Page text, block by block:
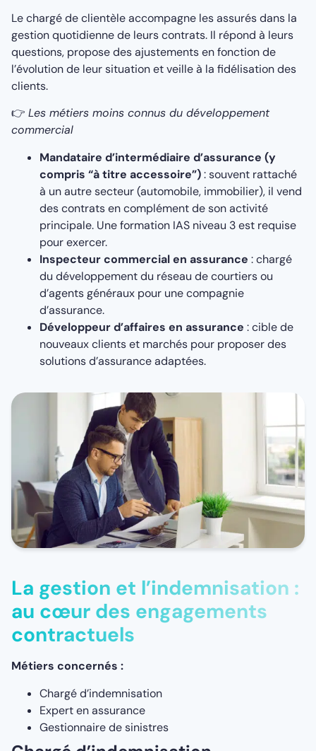
Le chargé de clientèle accompagne les assurés dans la
gestion quotidienne de leurs contrats. Il répond à leurs
questions, propose des ajustements en fonction de
l’évolution de leur situation et veille à la fidélisation des
clients.
👉 Les métiers moins connus du développement
commercial
Mandataire d’intermédiaire d’assurance (y
compris “à titre accessoire”): souvent rattaché
à un autre secteur (automobile, immobilier), il vend
des contrats en complément de son activité
principale. Une formation IAS niveau 3 est requise
pour exercer.
Inspecteur commercial en assurance : chargé
du développement du réseau de courtiers ou
d’agents généraux pour une compagnie
d’assurance.
Développeur d’affaires en assurance : cible de
nouveaux clients et marchés pour proposer des
solutions d’assurance adaptées.
La gestion et l’indemnisation :
au cœur des engagements
contractuels
Métiers concernés :
Chargé d’indemnisation
Expert en assurance
Gestionnaire de sinistres